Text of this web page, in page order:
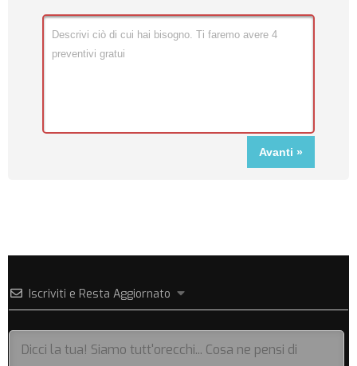
Iscriviti e Resta Aggiornato